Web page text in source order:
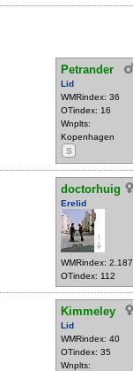
Petrander
Lid
WMRindex: 36
OTindex: 16
Wnplts:
Kopenhagen
S
doctorhuig
Erelid
WMRindex: 2.187
OTindex: 112
Kimmeley
Lid
WMRindex: 40
OTindex: 35
Wnplts: